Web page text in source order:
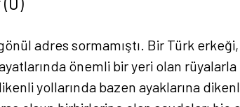
adres sormamıştı. Bir Türk
önemli bir yeri olan
yollarında bazen ayaklarına